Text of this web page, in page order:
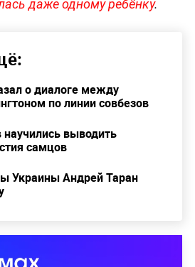
даже одному ребёнку.
о диалоге между
по линии совбезов
выводить
самцов
Украины Андрей Таран